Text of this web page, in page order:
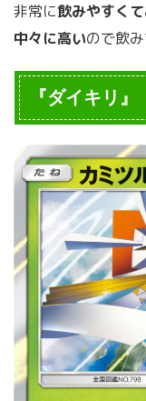
非常に飲みやすく
中々に高いので飲
『ダイキリ』